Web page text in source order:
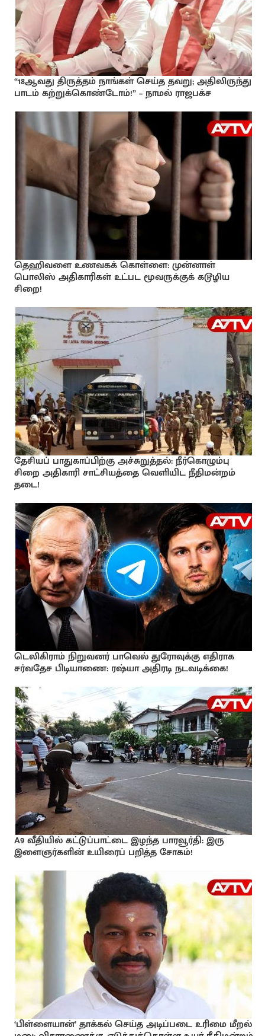
“18ஆவது திருத்தம் நாங்கள் செய்த தவறு; அதிலிருந்து
பாடம் கற்றுக்கொண்டோம்!” – நாமல் ராஜபக்ச
தெஹிவளை உணவகக் கொள்ளை: முன்னாள்
பொலிஸ் அதிகாரிகள் உட்பட மூவருக்குக் கடூழிய
சிறை!
தேசியப் பாதுகாப்பிற்கு அச்சுறுத்தல்: நீர்கொழும்பு
சிறை அதிகாரி சாட்சியத்தை வெளியிட நீதிமன்றம்
தடை!
டெலிகிராம் நிறுவனர் பாவெல் துரோவுக்கு எதிராக
சர்வதேச பிடியாணை: ரஷ்யா அதிரடி நடவடிக்கை!
A9 வீதியில் கட்டுப்பாட்டை இழந்த பாரவூர்தி: இரு
இளைஞர்களின் உயிரைப் பறித்த சோகம்!
‘பிள்ளையான்’ தாக்கல் செய்த அடிப்படை உரிமை மீறல்